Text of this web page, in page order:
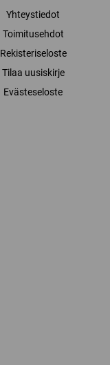
Yhteystiedot
Toimitusehdot
Rekisteriseloste
Tilaa uusiskirje
Evästeseloste